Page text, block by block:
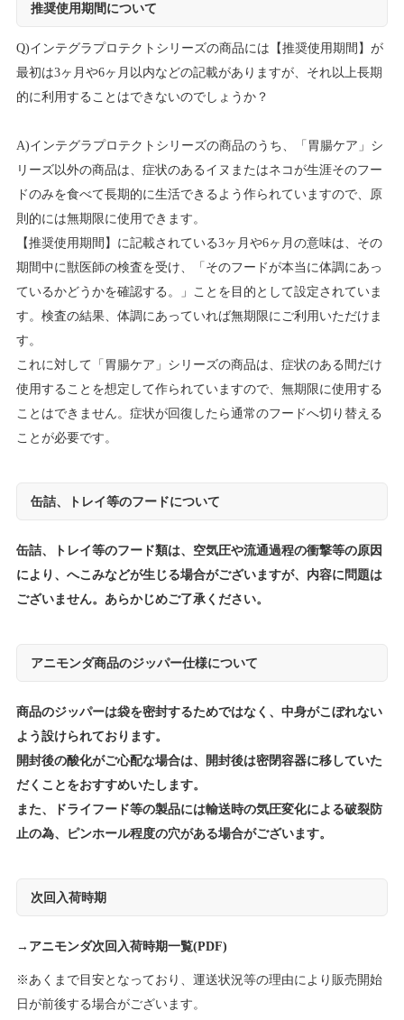
推奨使用期間について
Q)インテグラプロテクトシリーズの商品には【推奨使用期間】が
最初は3ヶ月や6ヶ月以内などの記載がありますが、それ以上長期
的に利用することはできないのでしょうか？
A)インテグラプロテクトシリーズの商品のうち、「胃腸ケア」シ
リーズ以外の商品は、症状のあるイヌまたはネコが生涯そのフー
ドのみを食べて長期的に生活できるよう作られていますので、原
則的には無期限に使用できます。
【推奨使用期間】に記載されている3ヶ月や6ヶ月の意味は、その
期間中に獣医師の検査を受け、「そのフードが本当に体調にあっ
ているかどうかを確認する。」ことを目的として設定されていま
す。検査の結果、体調にあっていれば無期限にご利用いただけま
す。
これに対して「胃腸ケア」シリーズの商品は、症状のある間だけ
使用することを想定して作られていますので、無期限に使用する
ことはできません。症状が回復したら通常のフードへ切り替える
ことが必要です。
缶詰、トレイ等のフードについて
缶詰、トレイ等のフード類は、空気圧や流通過程の衝撃等の原因
により、へこみなどが生じる場合がございますが、内容に問題は
ございません。あらかじめご了承ください。
アニモンダ商品のジッパー仕様について
商品のジッパーは袋を密封するためではなく、中身がこぼれない
よう設けられております。
開封後の酸化がご心配な場合は、開封後は密閉容器に移していた
だくことをおすすめいたします。
また、ドライフード等の製品には輸送時の気圧変化による破裂防
止の為、ピンホール程度の穴がある場合がございます。
次回入荷時期
→ アニモンダ次回入荷時期一覧(PDF)
※あくまで目安となっており、運送状況等の理由により販売開始
日が前後する場合がございます。